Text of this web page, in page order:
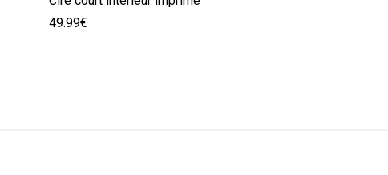
49.99€